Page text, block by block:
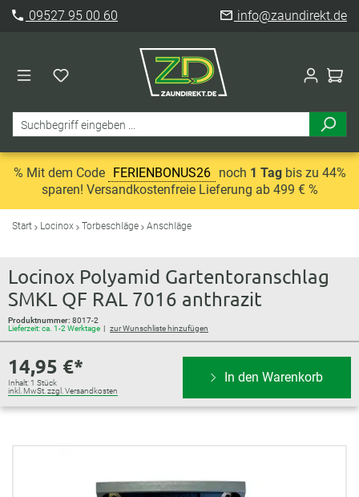
09527 95 00 60 info@zaundirekt.de
% Mit dem Code FERIENBONUS26 noch 1 Tagbis zu 44%
sparen! Versandkostenfreie Lieferung ab 499 € %
Start Locinox Torbeschläge Anschläge
Locinox Polyamid Gartentoranschlag
SMKL QF RAL 7016 anthrazit
Produktnummer: 8017-2
Lieferzeit: ca. 1-2 Werktage
zur Wunschliste hinzufügen
14,95 €*
Inhalt: 1 Stück
inkl. MwSt. zzgl. Versandkosten
In den Warenkorb